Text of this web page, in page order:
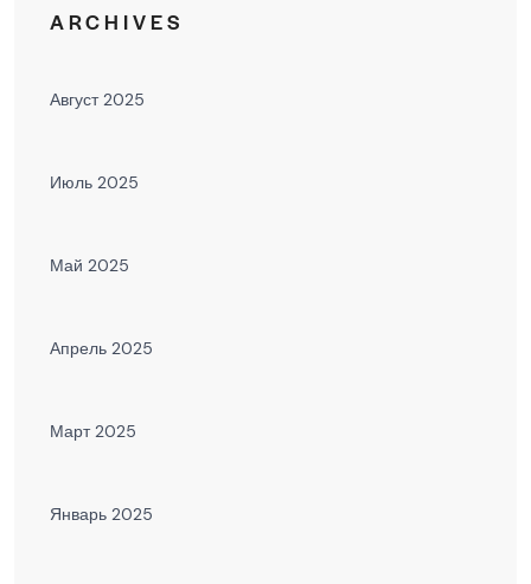
ARCHIVES
Август 2025
Июль 2025
Май 2025
Апрель 2025
Март 2025
Январь 2025